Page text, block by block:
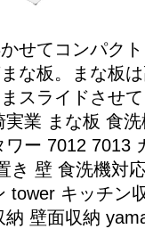
せてコンパク
な板。まな板
スライドさせ
実業 まな板 食
ワー 7012 7013
き 壁 食洗機対
tower キッチン
壁面収納